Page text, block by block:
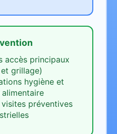
accès principaux
grillage)
hygiène et
préventives